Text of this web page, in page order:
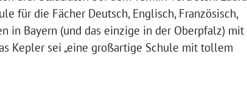
für die Fächer Deutsch, Englisch, Französisch,
in Bayern (und das einzige in der Oberpfalz) mit
Kepler sei „eine großartige Schule mit tollem